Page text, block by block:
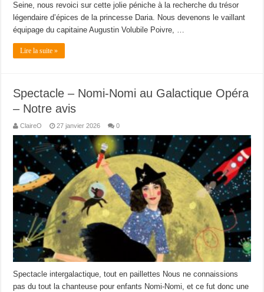
Seine, nous revoici sur cette jolie péniche à la recherche du trésor
légendaire d’épices de la princesse Daria. Nous devenons le vaillant
équipage du capitaine Augustin Volubile Poivre, …
Lire la suite »
Spectacle – Nomi-Nomi au Galactique Opéra
– Notre avis
ClaireO 27 janvier 2026 0
Spectacle intergalactique, tout en paillettes Nous ne connaissions
pas du tout la chanteuse pour enfants Nomi-Nomi, et ce fut donc une